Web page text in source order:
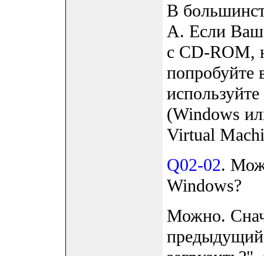
В
A. Если
с CD-ROM,
попробуйте
(Windows
Virtual
Q02-02.
Windows?
Можно.